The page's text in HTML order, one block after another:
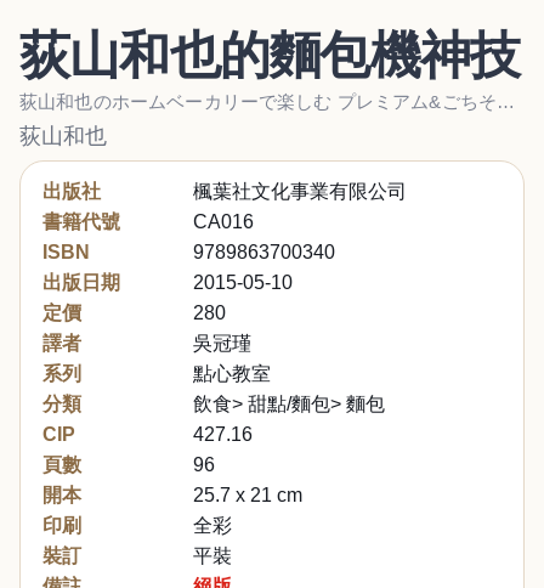
荻山和也的麵包機神技
荻山和也のホームベーカリーで楽しむ プレミアム&ごちそうパン
荻山和也
出版社
楓葉社文化事業有限公司
書籍代號
CA016
ISBN
9789863700340
出版日期
2015-05-10
定價
280
譯者
吳冠瑾
系列
點心教室
分類
飲食> 甜點/麵包> 麵包
CIP
427.16
頁數
96
開本
25.7 x 21 cm
印刷
全彩
裝訂
平裝